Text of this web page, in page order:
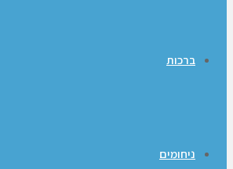
ברכות
ניחומים